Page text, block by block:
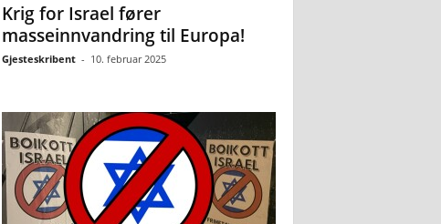
Krig for Israel fører
masseinnvandring til Europa!
Gjesteskribent - 10. februar 2025